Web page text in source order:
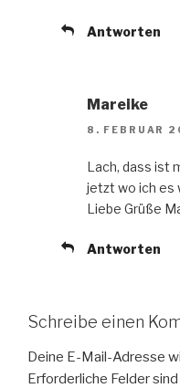
Antworten
Mareike
8. FEBRUAR
Lach, dass ist
jetzt wo ich es
Liebe Grüße
Antworten
Schreibe einen
Deine E-Mail-Adresse
Erforderliche Felder